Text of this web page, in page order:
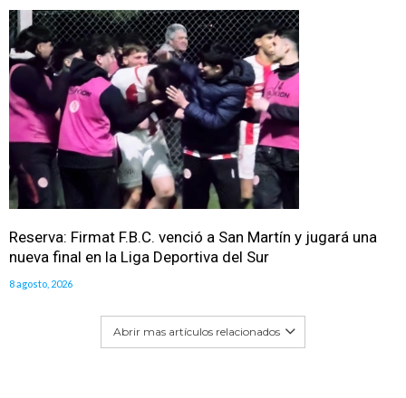
Reserva: Firmat F.B.C. venció a San Martín y jugará una
nueva final en la Liga Deportiva del Sur
8 agosto, 2026
Abrir mas artículos relacionados